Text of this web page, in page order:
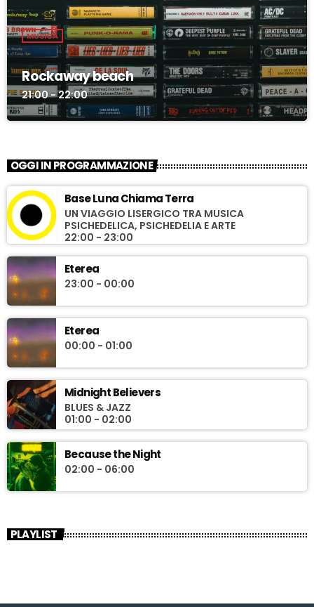
MUSICA
Rockaway beach
21:00 - 22:00
OGGI IN PROGRAMMAZIONE
Base Luna Chiama Terra
UN VIAGGIO LISERGICO TRA MUSICA
PSICHEDELICA, PSICHEDELIA E ARTE
22:00 - 23:00
Eterea
23:00 - 00:00
Eterea
00:00 - 01:00
Midnight Believers
BLUES & JAZZ
01:00 - 02:00
Because the Night
02:00 - 06:00
PLAYLIST